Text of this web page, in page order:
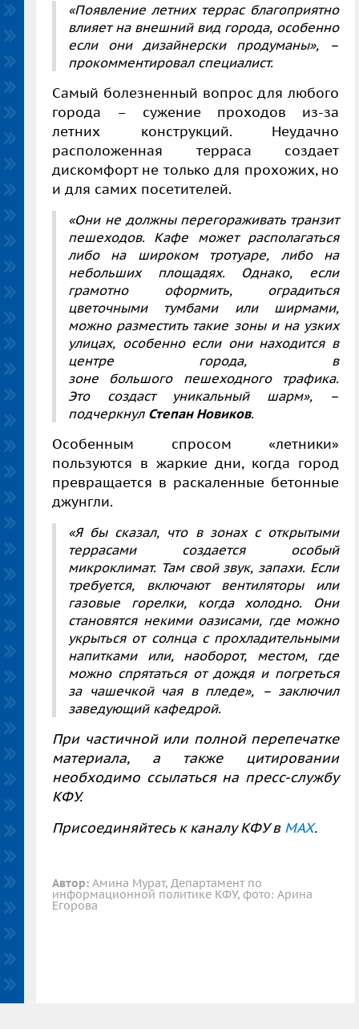
«Появление летних террас благоприятно
влияет на внешний вид города, особенно
если они дизайнерски продуманы», –
прокомментировал специалист.
Самый болезненный вопрос для любого
города – сужение проходов из-за
летних конструкций. Неудачно
расположенная терраса создает
дискомфорт не только для прохожих, но
и для самих посетителей.
«Они не должны перегораживать транзит
пешеходов. Кафе может располагаться
либо на широком тротуаре, либо на
небольших площадях. Однако, если
грамотно оформить, оградиться
цветочными тумбами или ширмами,
можно разместить такие зоны и на узких
улицах, особенно если они находится в
центре города, в
зоне большого пешеходного трафика.
Это создаст уникальный шарм»,–
подчеркнул Степан Новиков.
Особенным спросом «летники»
пользуются в жаркие дни, когда город
превращается в раскаленные бетонные
джунгли.
«Я бы сказал, что в зонах с открытыми
террасами создается особый
микроклимат. Там свой звук, запахи. Если
требуется, включают вентиляторы или
газовые горелки, когда холодно. Они
становятся некими оазисами, где можно
укрыться от солнца с прохладительными
напитками или, наоборот, местом, где
можно спрятаться от дождя и погреться
за чашечкой чая в пледе», – заключил
заведующий кафедрой.
При частичной или полной перепечатке
материала, а также цитировании
необходимо ссылаться на пресс-службу
КФУ.
Присоединяйтесь к каналу КФУ в MAX.
Автор: Амина Мурат, Департамент по
информационной политике КФУ, фото: Арина
Егорова